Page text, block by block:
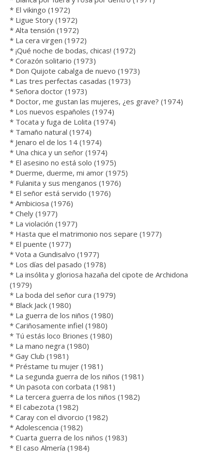
* El vikingo (1972)
* Ligue Story (1972)
* Alta tensión (1972)
* La cera virgen (1972)
* ¡Qué noche de bodas, chicas! (1972)
* Corazón solitario (1973)
* Don Quijote cabalga de nuevo (1973)
* Las tres perfectas casadas (1973)
* Señora doctor (1973)
* Doctor, me gustan las mujeres, ¿es grave? (1974)
* Los nuevos españoles (1974)
* Tocata y fuga de Lolita (1974)
* Tamaño natural (1974)
* Jenaro el de los 14 (1974)
* Una chica y un señor (1974)
* El asesino no está solo (1975)
* Duerme, duerme, mi amor (1975)
* Fulanita y sus menganos (1976)
* El señor está servido (1976)
* Ambiciosa (1976)
* Chely (1977)
* La violación (1977)
* Hasta que el matrimonio nos separe (1977)
* El puente (1977)
* Vota a Gundisalvo (1977)
* Los días del pasado (1978)
* La insólita y gloriosa hazaña del cipote de Archidona
(1979)
* La boda del señor cura (1979)
* Black Jack (1980)
* La guerra de los niños (1980)
* Cariñosamente infiel (1980)
* Tú estás loco Briones (1980)
* La mano negra (1980)
* Gay Club (1981)
* Préstame tu mujer (1981)
* La segunda guerra de los niños (1981)
* Un pasota con corbata (1981)
* La tercera guerra de los niños (1982)
* El cabezota (1982)
* Caray con el divorcio (1982)
* Adolescencia (1982)
* Cuarta guerra de los niños (1983)
* El caso Almería (1984)